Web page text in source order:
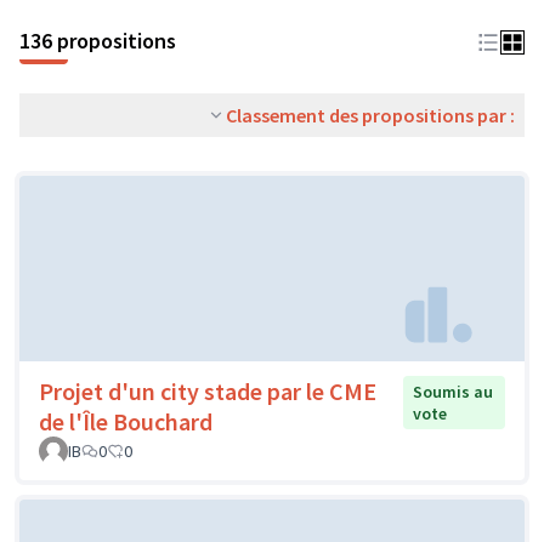
136 propositions
Classement des propositions par :
Projet d'un city stade par le CME
de l'Île Bouchard
Soumis au
vote
IB
0 0